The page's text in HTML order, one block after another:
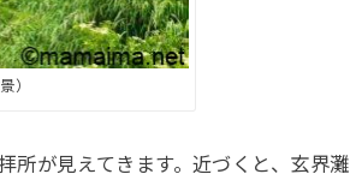
）
所が見えてきます。近づくと、玄界灘